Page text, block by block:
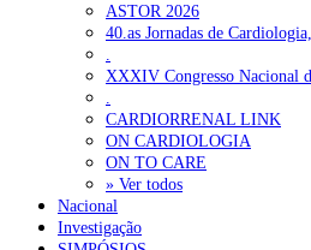
Ordem dos Médicos alerta para
a consultas e cirurgias
Portugal está a formar os médicos
2026
NOTÍCIAS MAIS LIDAS
Enfermagem Forense.
ASTOR 2026
40.as Jornadas de
.
XXXIV Congresso Nacional
.
CARDIORRENAL LINK
ON CARDIOLOGIA
ON TO CARE
» Ver todos
Nacional
Investigação